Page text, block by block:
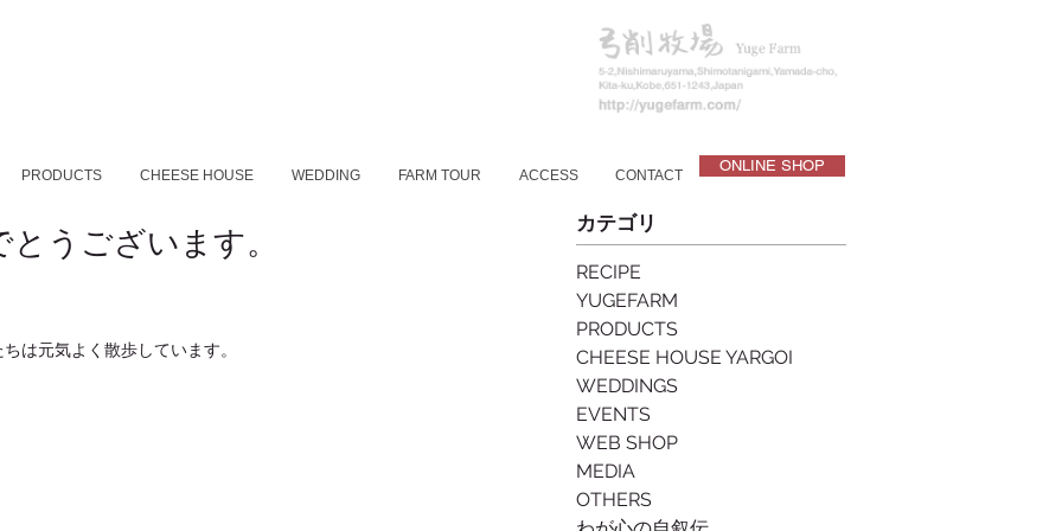
ONLINE SHOP
PRODUCTS CHEESE HOUSE WEDDING FARM TOUR ACCESS CONTACT
うございます。
は元気よく散歩しています。
カテゴリ
RECIPE
YUGEFARM
PRODUCTS
CHEESE HOUSE YARGOI
WEDDINGS
EVENTS
WEB SHOP
MEDIA
OTHERS